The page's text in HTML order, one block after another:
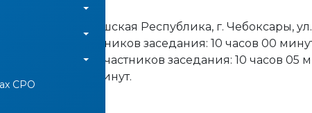
СРО
24.12.2020 г.
428003, Чувашская Республика, г. Чебоксары,
участников заседания: 10 часов 00
регистрации участников заседания: 10 часов 05
10 часов 05 минут.